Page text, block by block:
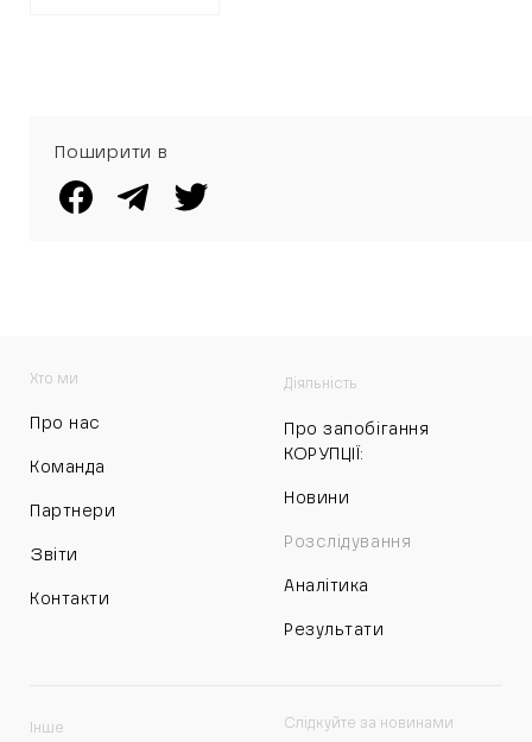
Поширити в
Хто ми
Про нас
Команда
Партнери
Звіти
Контакти
Діяльність
Про запобігання
КОРУПЦІЇ:
Новини
Розслідування
Аналітика
Результати
Інше Слідкуйте за новинами